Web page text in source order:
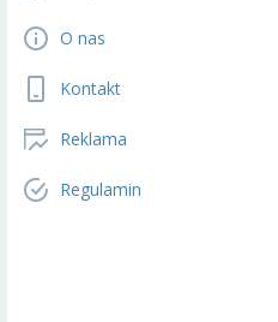
O nas
Kontakt
Reklama
Regulamin